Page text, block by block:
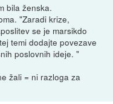
bila ženska.
"Zaradi krize,
se je marsikdo
temi dodajte povezave
poslovnih ideje. "
žali = ni razloga za